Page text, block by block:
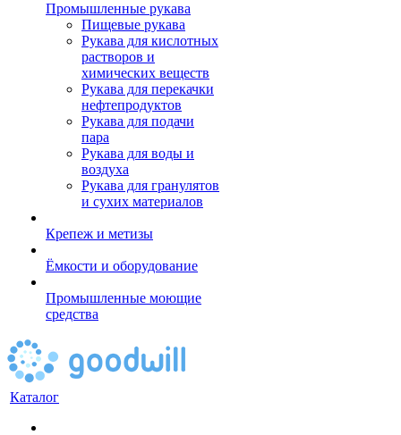
Промышленные рукава
Пищевые рукава
Рукава для кислотных
растворов и
химических веществ
Рукава для перекачки
нефтепродуктов
Рукава для подачи
пара
Рукава для воды и
воздуха
Рукава для гранулятов
и сухих материалов
Крепеж и метизы
Ёмкости и оборудование
Промышленные моющие
средства
Каталог